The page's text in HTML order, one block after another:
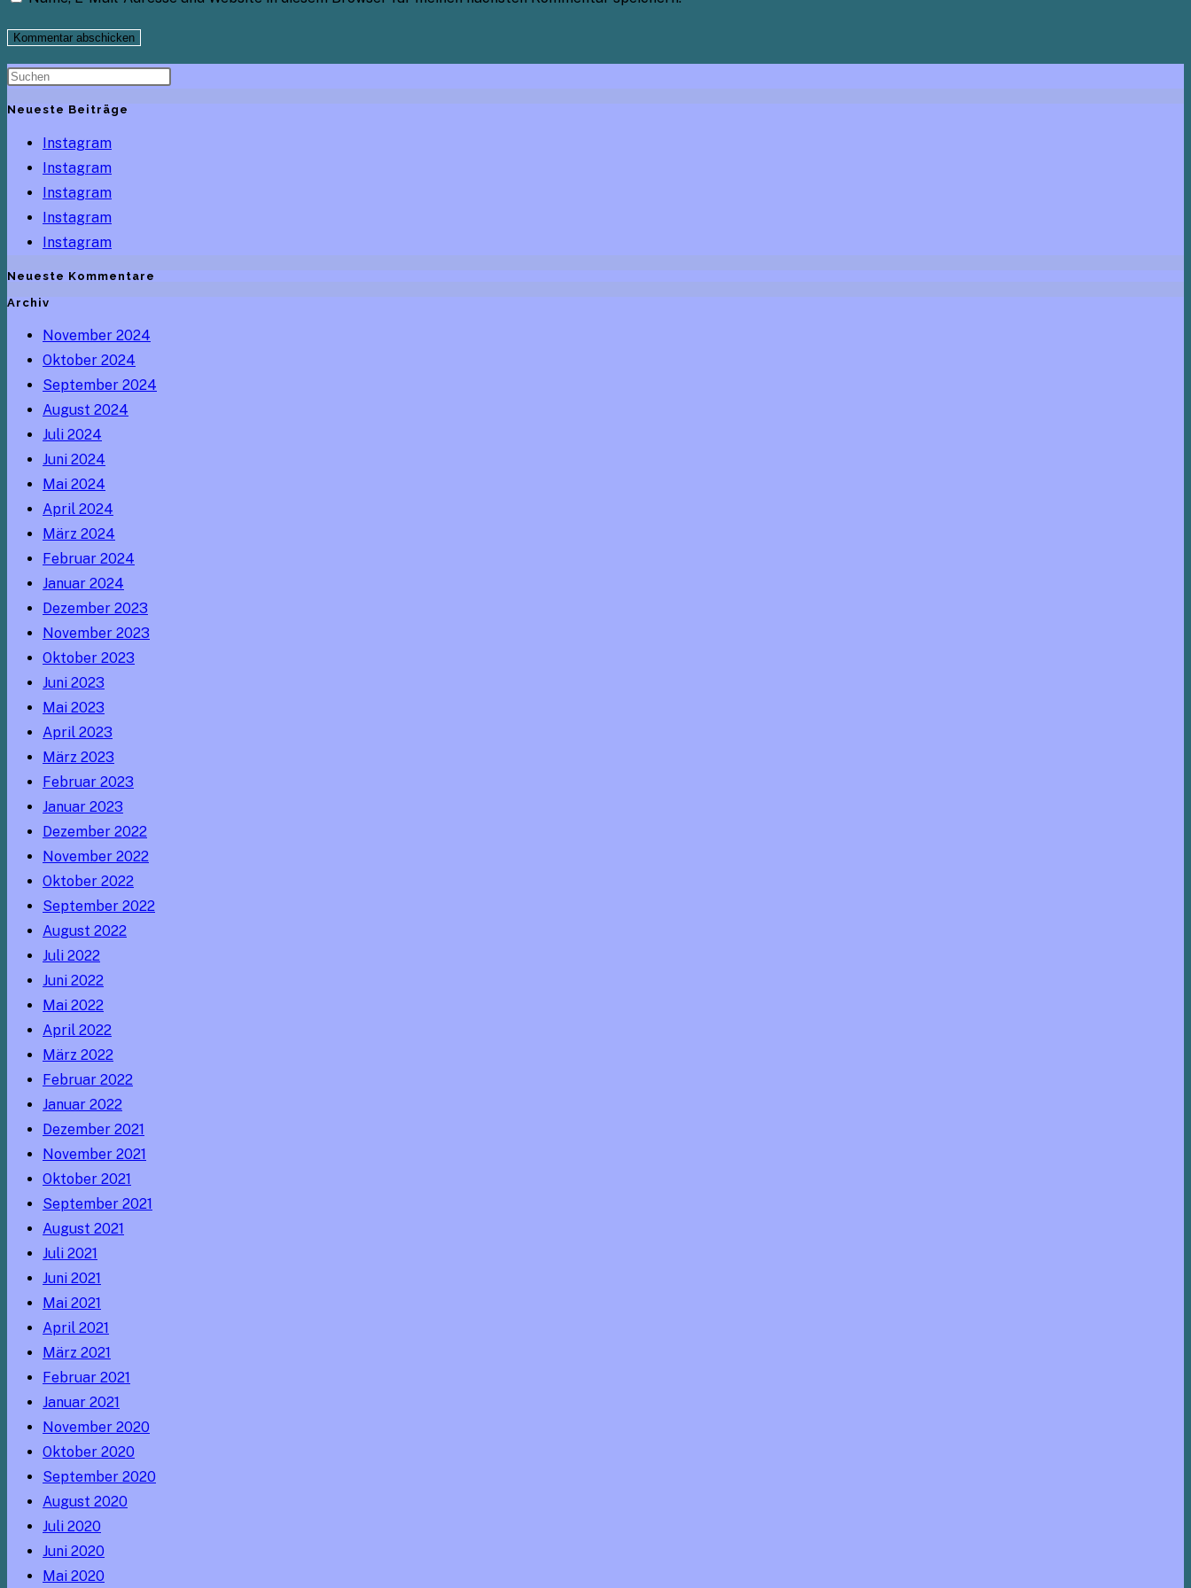
Benutzernamen
zum
ein
Mail-
Adresse
Kommentieren
ein
Website-
URL
(optional)
Neueste Beiträge
Instagram
Instagram
Instagram
Instagram
Instagram
Neueste Kommentare
Archiv
November 2024
Oktober 2024
September 2024
August 2024
Juli 2024
Juni 2024
Mai 2024
April 2024
März 2024
Februar 2024
Januar 2024
Dezember 2023
November 2023
Oktober 2023
Juni 2023
Mai 2023
April 2023
März 2023
Februar 2023
Januar 2023
Dezember 2022
November 2022
Oktober 2022
September 2022
August 2022
Juli 2022
Juni 2022
Mai 2022
April 2022
März 2022
Februar 2022
Januar 2022
Dezember 2021
November 2021
Oktober 2021
September 2021
August 2021
Juli 2021
Juni 2021
Mai 2021
April 2021
März 2021
Februar 2021
Januar 2021
November 2020
Oktober 2020
September 2020
August 2020
Juli 2020
Juni 2020
Mai 2020